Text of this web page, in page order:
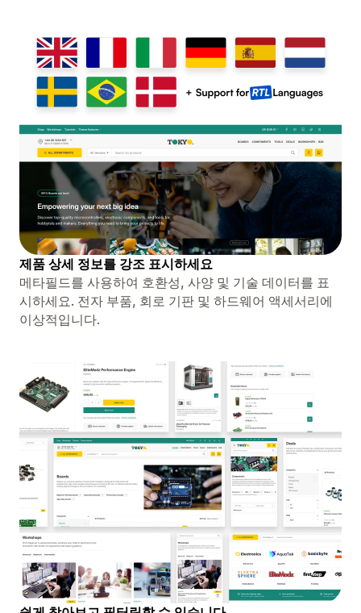
제품 상세 정보를 강조 표시하세요
메타필드를 사용하여 호환성, 사양 및 기술 데이터를 표
시하세요. 전자 부품, 회로 기판 및 하드웨어 액세서리에
이상적입니다.